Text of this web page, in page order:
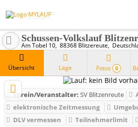
Schussen-Volkslauf
Am Tobel 10 88368 Blitzereute
Übersicht Lage Fotos 0
Verein/Veranstalter: SV Blitzenreute
elektronische Zeitmessung
DLV vermessen
Teilnehmerlimit